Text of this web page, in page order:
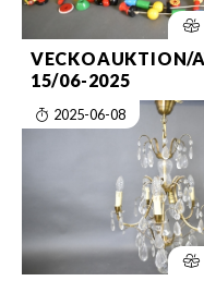
VECKOAUKTION/
15/06-2025
2025-06-08